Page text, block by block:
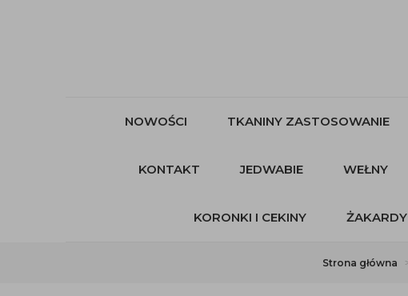
NOWOŚCI TKANINY ZASTOSOWANIE
KONTAKT JEDWABIE WEŁNY
KORONKI I CEKINY ŻAKARDY
Strona główna